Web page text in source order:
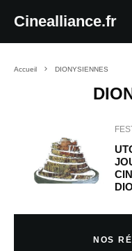
Cinealliance.fr
Accueil DIONYSIENNES
NOS